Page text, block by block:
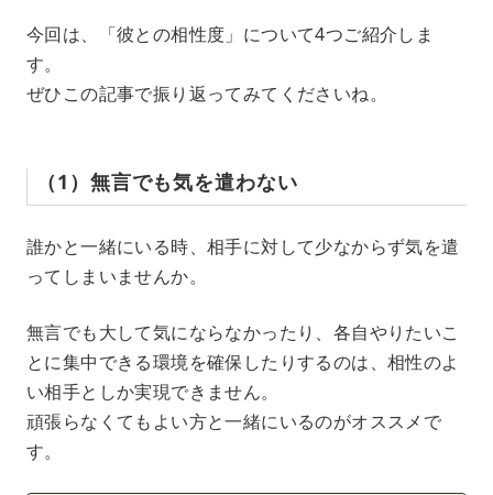
今回は、「彼との相性度」について4つご紹介しま
す。
ぜひこの記事で振り返ってみてくださいね。
（1）無言でも気を遣わない
誰かと一緒にいる時、相手に対して少なからず気を遣
ってしまいませんか。
無言でも大して気にならなかったり、各自やりたいこ
とに集中できる環境を確保したりするのは、相性のよ
い相手としか実現できません。
頑張らなくてもよい方と一緒にいるのがオススメで
す。